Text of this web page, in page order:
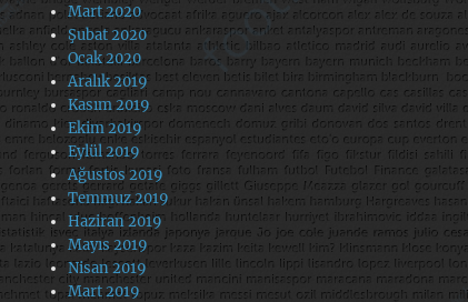
Mart 2020
Şubat 2020
Ocak 2020
Aralık 2019
Kasım 2019
Ekim 2019
Eylül 2019
Ağustos 2019
Temmuz 2019
Haziran 2019
Mayıs 2019
Nisan 2019
Mart 2019